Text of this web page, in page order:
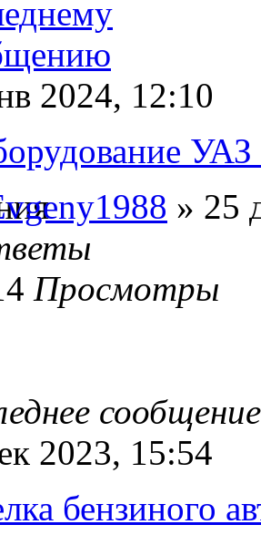
2024, 12:10
» 25
Просмотры
2023, 15:54
бензиного